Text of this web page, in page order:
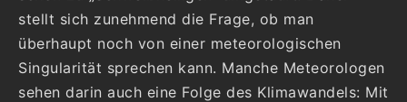
stellt sich zunehmend die Frage, ob man
überhaupt noch von einer meteorologischen
Singularität sprechen kann. Manche Meteorologen
sehen darin auch eine Folge des Klimawandels: Mit